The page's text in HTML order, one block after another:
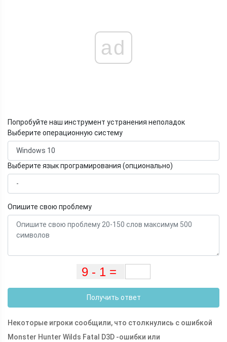
ad
Попробуйте наш инструмент устранения неполадок
Выберите операционную систему
Выберите язык програмирования (опционально)
Опишите свою проблему
Получить ответ
Некоторые игроки сообщили, что столкнулись с ошибкой
Monster Hunter Wilds Fatal D3D -ошибки или